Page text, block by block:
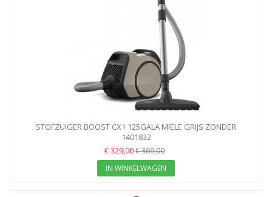
STOFZUIGER BOOST CX1 125GALA MIELE GRIJS ZONDER
STOFZAK...
1401832
€ 329,00€ 369,00
IN WINKELWAGEN